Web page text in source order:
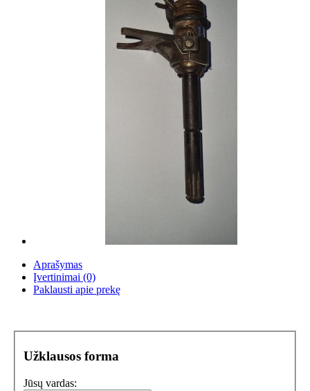
Aprašymas
Įvertinimai (0)
Paklausti apie prekę
Užklausos forma
Jūsų vardas: